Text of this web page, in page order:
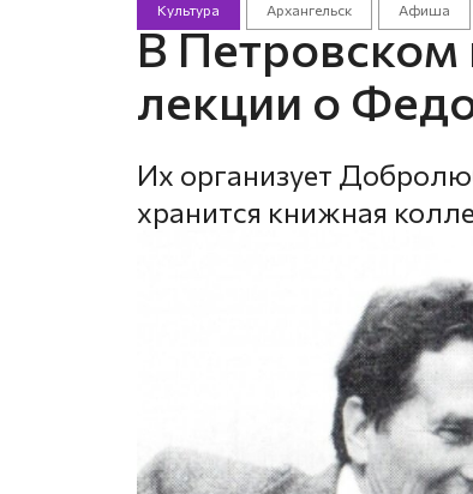
Культура Архангельск Афиша
В Петровском
лекции о
Их организует
хранится книжная